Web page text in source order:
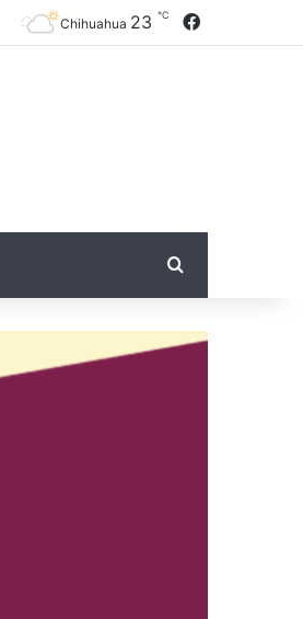
Chihuahua 23 ℃ Facebook
Search for